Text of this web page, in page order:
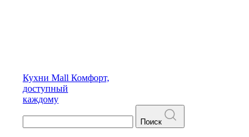
Кухни Mall Комфорт,
доступный
каждому
Поиск